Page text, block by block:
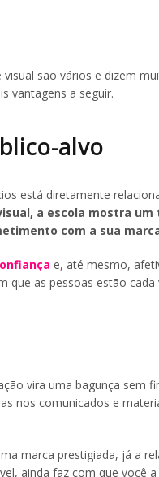
são vários e dizem
vantagens a seguir.
alvo
está diretamente
a escola mostra
com a sua
e, até mesmo,
as pessoas estão
vira uma bagunça sem
nos comunicados e
marca prestigiada, já a
ainda faz com que você